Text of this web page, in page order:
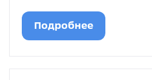
Подробнее